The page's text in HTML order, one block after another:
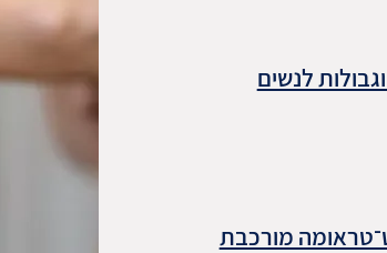
לנשים
מורכבת